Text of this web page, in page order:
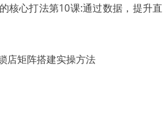
核心打法第10课:通过数据，提升直
店矩阵搭建实操方法